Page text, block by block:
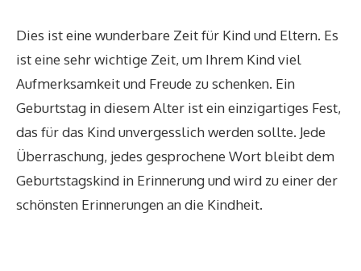
Dies ist eine wunderbare Zeit für Kind und Eltern. Es
ist eine sehr wichtige Zeit, um Ihrem Kind viel
Aufmerksamkeit und Freude zu schenken. Ein
Geburtstag in diesem Alter ist ein einzigartiges Fest,
das für das Kind unvergesslich werden sollte. Jede
Überraschung, jedes gesprochene Wort bleibt dem
Geburtstagskind in Erinnerung und wird zu einer der
schönsten Erinnerungen an die Kindheit.